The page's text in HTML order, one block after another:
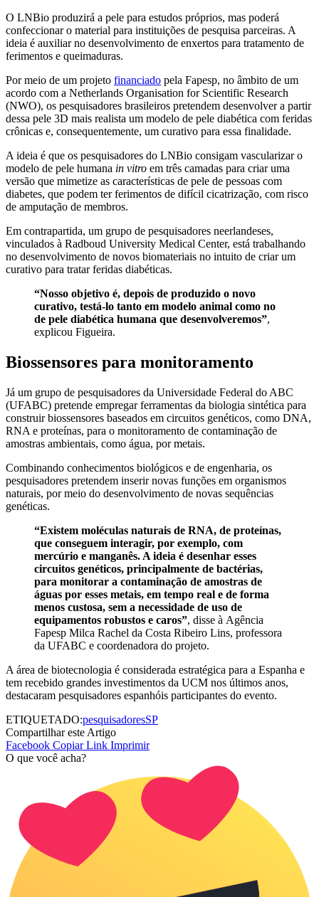
O LNBio produzirá a pele para estudos próprios, mas poderá
confeccionar o material para instituições de pesquisa parceiras. A
ideia é auxiliar no desenvolvimento de enxertos para tratamento de
ferimentos e queimaduras.
Por meio de um projeto financiado pela Fapesp, no âmbito de um
acordo com a Netherlands Organisation for Scientific Research
(NWO), os pesquisadores brasileiros pretendem desenvolver a partir
dessa pele 3D mais realista um modelo de pele diabética com feridas
crônicas e, consequentemente, um curativo para essa finalidade.
A ideia é que os pesquisadores do LNBio consigam vascularizar o
modelo de pele humana in vitro em três camadas para criar uma
versão que mimetize as características de pele de pessoas com
diabetes, que podem ter ferimentos de difícil cicatrização, com risco
de amputação de membros.
Em contrapartida, um grupo de pesquisadores neerlandeses,
vinculados à Radboud University Medical Center, está trabalhando
no desenvolvimento de novos biomateriais no intuito de criar um
curativo para tratar feridas diabéticas.
“Nosso objetivo é, depois de produzido o novo
curativo, testá-lo tanto em modelo animal como no
de pele diabética humana que desenvolveremos”,
explicou Figueira.
Biossensores para monitoramento
Já um grupo de pesquisadores da Universidade Federal do ABC
(UFABC) pretende empregar ferramentas da biologia sintética para
construir biossensores baseados em circuitos genéticos, como DNA,
RNA e proteínas, para o monitoramento de contaminação de
amostras ambientais, como água, por metais.
Combinando conhecimentos biológicos e de engenharia, os
pesquisadores pretendem inserir novas funções em organismos
naturais, por meio do desenvolvimento de novas sequências
genéticas.
“Existem moléculas naturais de RNA, de proteínas,
que conseguem interagir, por exemplo, com
mercúrio e manganês. A ideia é desenhar esses
circuitos genéticos, principalmente de bactérias,
para monitorar a contaminação de amostras de
águas por esses metais, em tempo real e de forma
menos custosa, sem a necessidade de uso de
equipamentos robustos e caros”, disse à Agência
Fapesp Milca Rachel da Costa Ribeiro Lins, professora
da UFABC e coordenadora do projeto.
A área de biotecnologia é considerada estratégica para a Espanha e
tem recebido grandes investimentos da UCM nos últimos anos,
destacaram pesquisadores espanhóis participantes do evento.
ETIQUETADO:pesquisadoresSP
Compartilhar este Artigo
Facebook Copiar Link Imprimir
O que você acha?